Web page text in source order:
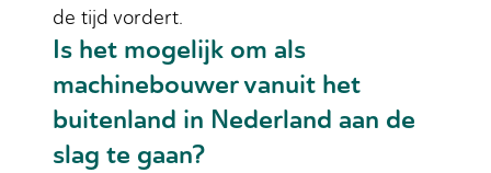
de tijd vordert.
Is het mogelijk om als
machinebouwer vanuit het
buitenland in Nederland aan de
slag te gaan?